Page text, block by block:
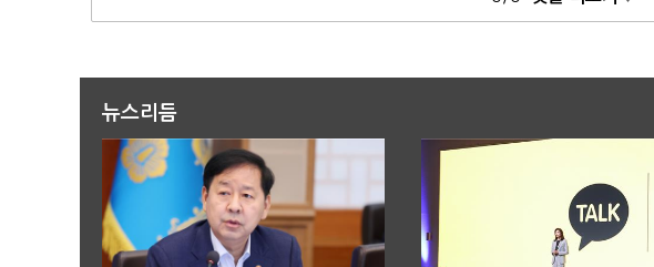
뉴스리듬